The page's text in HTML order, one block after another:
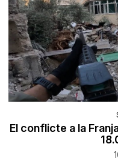
El conflicte a la